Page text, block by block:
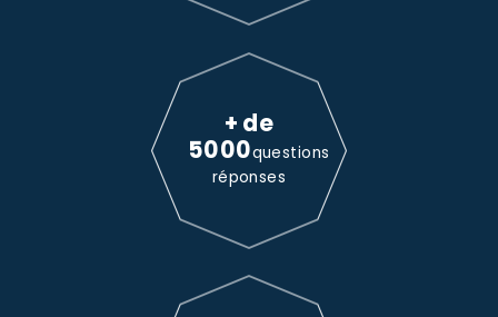
+ de
5000questions
réponses